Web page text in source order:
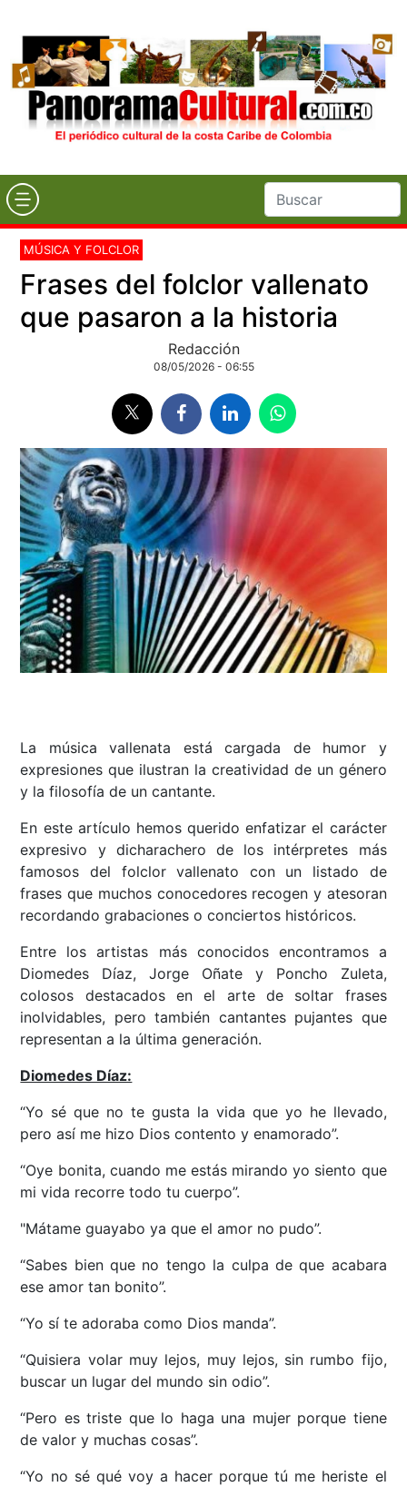
MÚSICA Y FOLCLOR
Frases del folclor vallenato
que pasaron a la historia
Redacción
08/05/2026 - 06:55
La música vallenata está cargada de humor y
expresiones que ilustran la creatividad de un género
y la filosofía de un cantante.
En este artículo hemos querido enfatizar el carácter
expresivo y dicharachero de los intérpretes más
famosos del folclor vallenato con un listado de
frases que muchos conocedores recogen y atesoran
recordando grabaciones o conciertos históricos.
Entre los artistas más conocidos encontramos a
Diomedes Díaz, Jorge Oñate y Poncho Zuleta,
colosos destacados en el arte de soltar frases
inolvidables, pero también cantantes pujantes que
representan a la última generación.
Diomedes Díaz:
“Yo sé que no te gusta la vida que yo he llevado,
pero así me hizo Dios contento y enamorado”.
“Oye bonita, cuando me estás mirando yo siento que
mi vida recorre todo tu cuerpo”.
"Mátame guayabo ya que el amor no pudo”.
“Sabes bien que no tengo la culpa de que acabara
ese amor tan bonito”.
“Yo sí te adoraba como Dios manda”.
“Quisiera volar muy lejos, muy lejos, sin rumbo fijo,
buscar un lugar del mundo sin odio”.
“Pero es triste que lo haga una mujer porque tiene
de valor y muchas cosas”.
“Yo no sé qué voy a hacer porque tú me heriste el